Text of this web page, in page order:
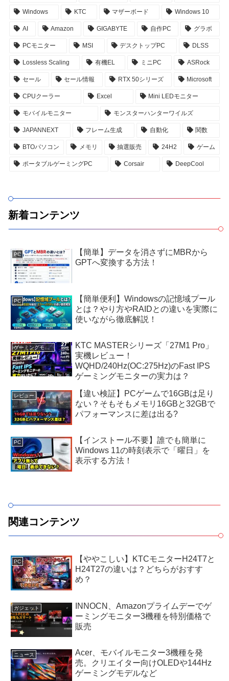
Windows KTC マザーボード Windows 10
AI Amazon GIGABYTE 自作PC グラボ
PCモニター MSI デスクトップPC DLSS
Lossless Scaling 有機EL ミニPC ASRock
セール セール情報 RTX 50シリーズ Microsoft
CPUクーラー Excel Mini LEDモニター
モバイルモニター モンスターハンターワイルズ
JAPANNEXT フレーム生成 自動化 関数
BTOパソコン メモリ 抽選販売 24H2 ゲーム
ポータブルゲーミングPC Corsair DeepCool
新着コンテンツ
PC
【簡単】データを消さずにMBRから
GPTへ変換する方法！
PC
【簡単便利】Windowsの記憶域プール
とは？やり方やRAIDとの違いを実際に
使いながら徹底解説！
ゲーミングモニター
KTC MASTERシリーズ「27M1 Pro」
実機レビュー！
WQHD/240Hz(OC:275Hz)のFast IPS
ゲーミングモニターの実力は？
レビュー
【違い検証】PCゲームで16GBは足り
ない？そもそもメモリ16GBと32GBで
パフォーマンスに差は出る?
PC
【インストール不要】誰でも簡単に
Windows 11の時刻表示で「曜日」を
表示する方法！
関連コンテンツ
PC
【ややこしい】KTCモニターH24T7と
H24T27の違いは？どちらがおすす
め？
ガジェット
INNOCN、Amazonプライムデーでゲ
ーミングモニター3機種を特別価格で
販売
ニュース
Acer、モバイルモニター3機種を発
売。クリエイター向けOLEDや144Hz
ゲーミングモデルなど